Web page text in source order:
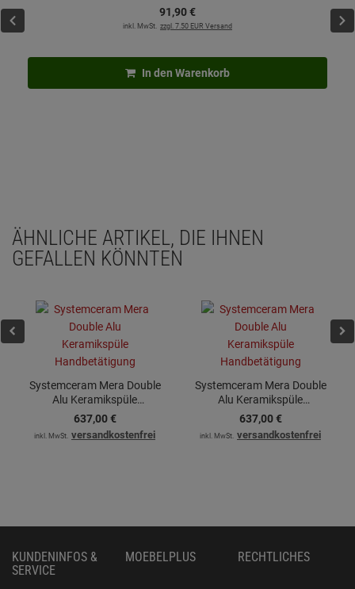
91,90€
inkl. MwSt. zzgl. 7.50 EUR Versand
In den Warenkorb
ÄHNLICHE ARTIKEL, DIE IHNEN
GEFALLEN KÖNNTEN
Systemceram Mera Double
Alu Keramikspüle
Handbetätigung
637,00 €
inkl. MwSt. versandkostenfrei
Systemceram Mera Double
Alu Keramikspüle
Handbetätigung
637,00 €
inkl. MwSt. versandkostenfrei
KUNDENINFOS &
SERVICE
MOEBELPLUS RECHTLICHES